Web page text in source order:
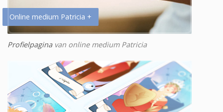
Online medium Patricia +
Profielpaginavan online medium Patricia